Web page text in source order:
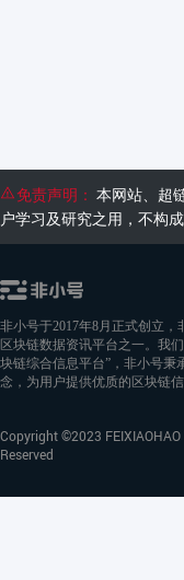
免责声明： 本网站、超
户学习及研究之用，不构
非小号于2017年8月正式创立
区块链数据资讯平台之一。我
块链综合信息平台”，非小号秉
念，为用户提供优质的区块链信
Copyright ©2023 FEIXIAOHAO
Reserved